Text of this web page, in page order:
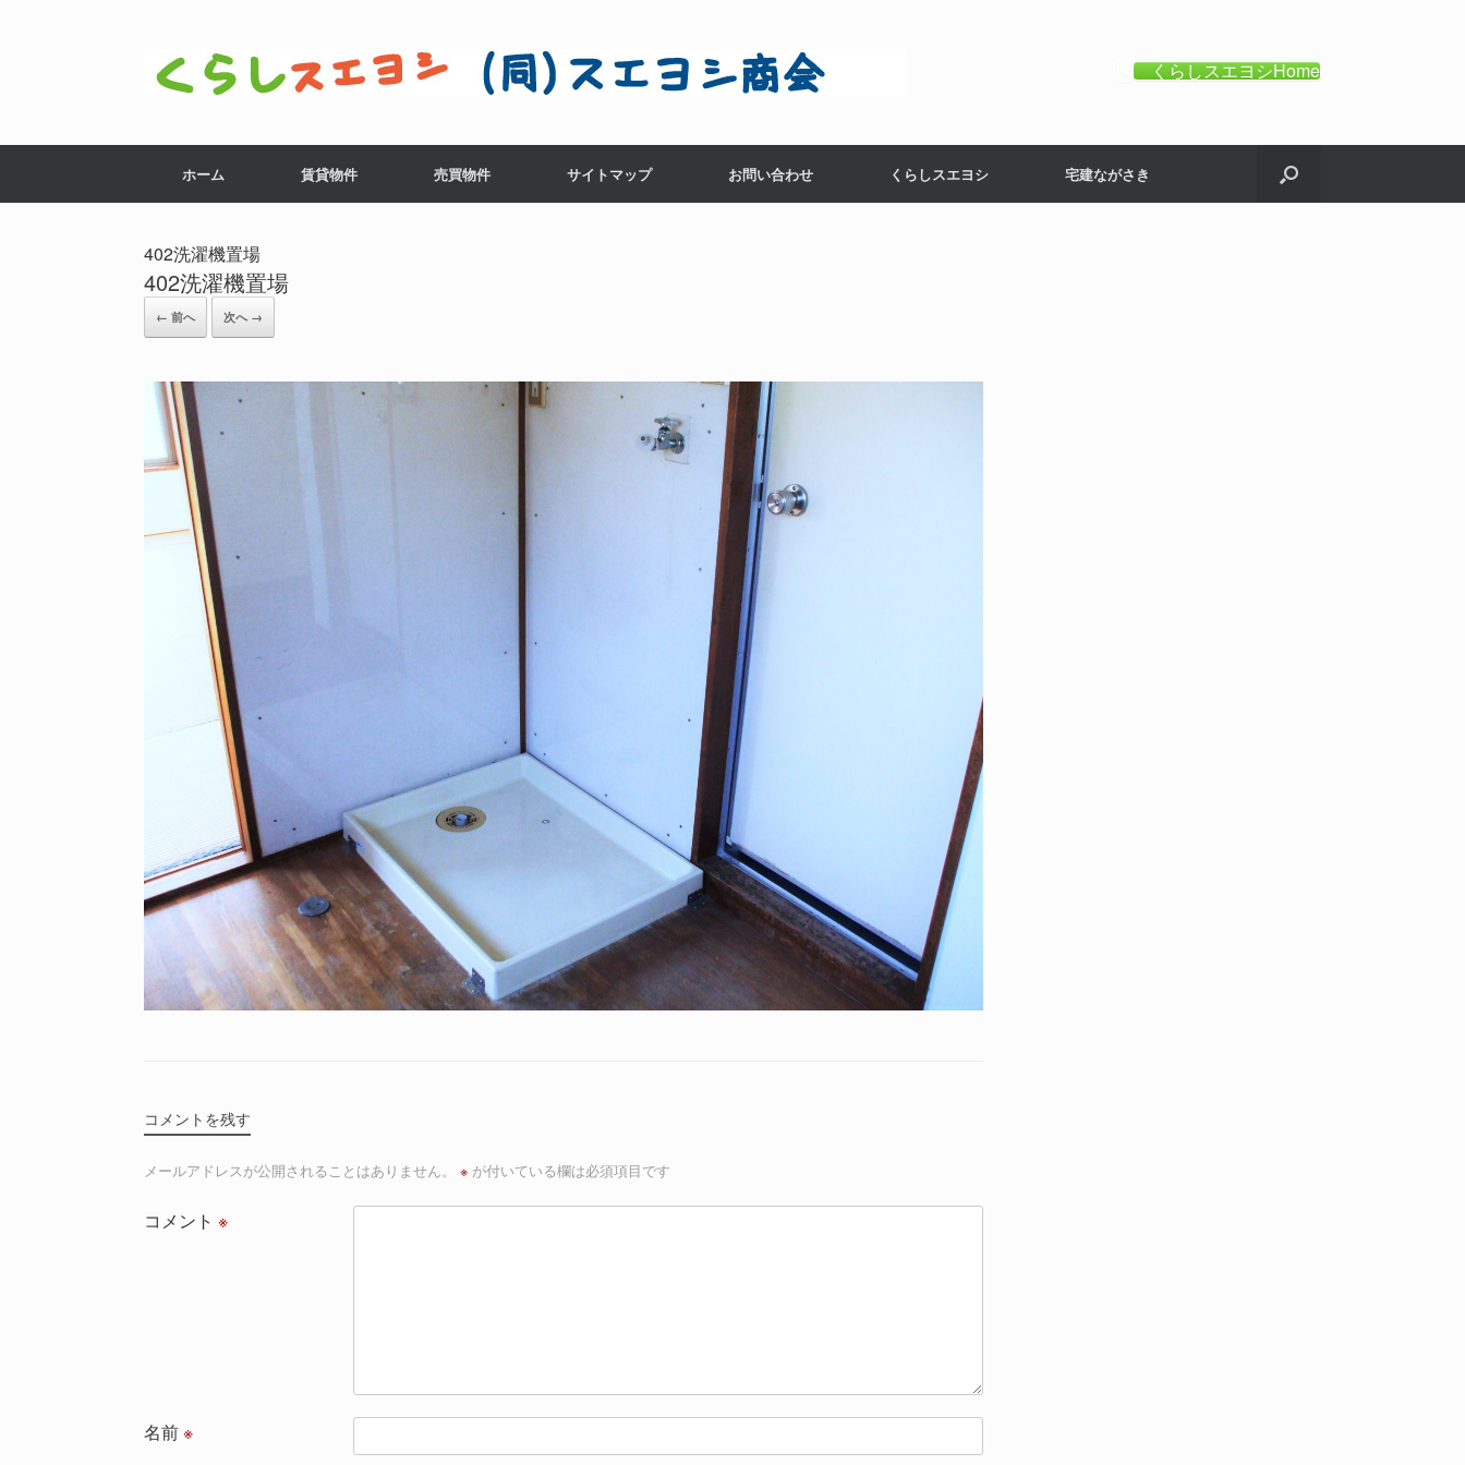
へ
くらしスエヨシHome
ホーム 賃貸物件 売買物件 サイトマップ お問い合わせ くらしスエヨシ 宅建ながさき
402洗濯機置場
402洗濯機置場
← 前へ 次へ →
コメントを残す
メールアドレスが公開されることはありません。 ※ が付いている欄は必須項目です
コメント ※
名前※